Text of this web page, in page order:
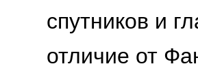
спутников и
отличие от